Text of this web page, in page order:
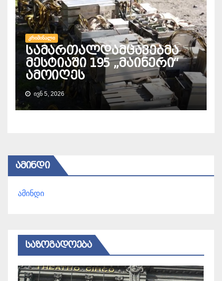
ᲙᲠᲘᲛᲘᲜᲐᲚᲘ
სამართალდამცავებმა
მესტიაში 195 „მაინერი“
ამოიღეს
ᲘᲕᲜ 5, 2026
ᲐᲛᲘᲜᲓᲘ
ამინდი
ᲡᲐᲖᲝᲒᲐᲓᲝᲔᲑᲐ